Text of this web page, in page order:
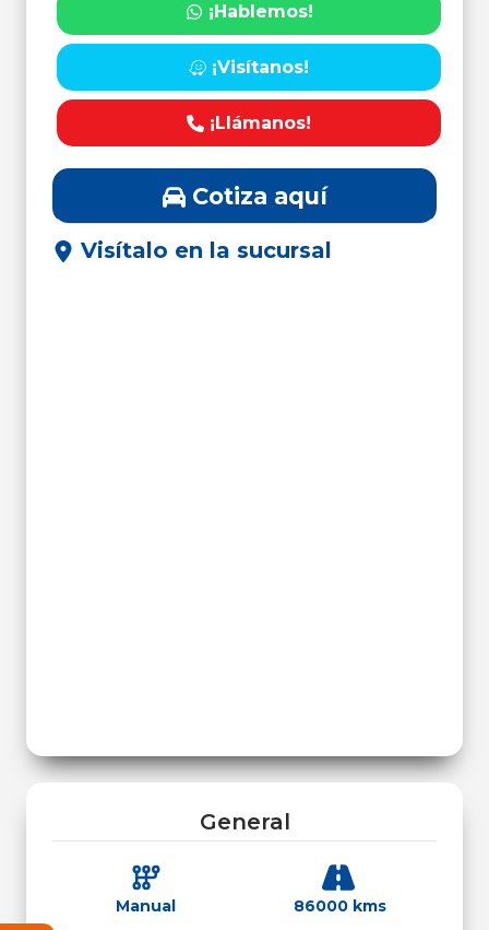
¡Hablemos!
¡Visítanos!
¡Llámanos!
Cotiza aquí
Visítalo en la sucursal
General
Manual 86000 kms